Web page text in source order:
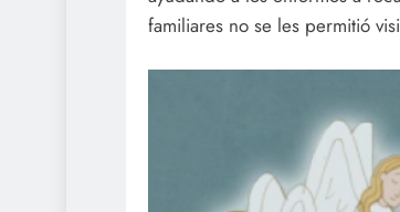
familiares no se les permitió